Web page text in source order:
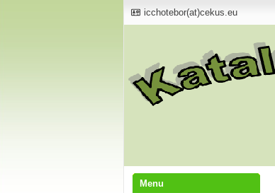
icchotebor(at)cekus.eu
Menu